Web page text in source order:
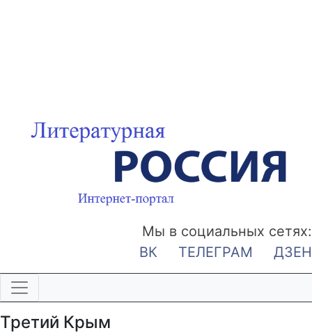
Мы в социальных сетях:
ВК
ТЕЛЕГРАМ ДЗЕН
Третий Крым